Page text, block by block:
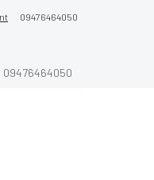
09476464050
09476464050